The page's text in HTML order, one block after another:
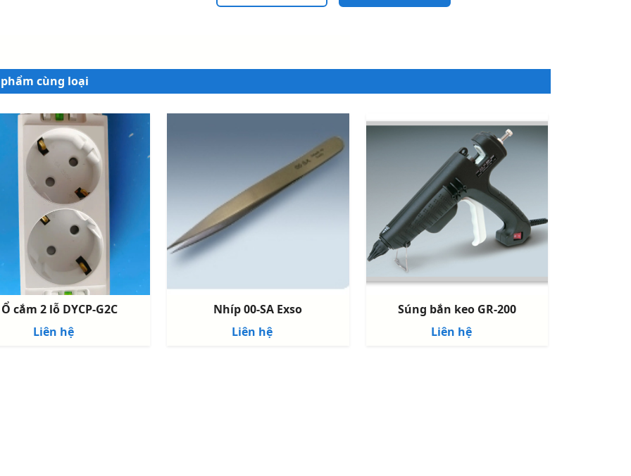
cùng loại
Ổ cắm 2 lỗ DYCP-G2C
Liên hệ
Nhíp 00-SA Exso
Liên hệ
Súng bắn keo GR-200
Liên hệ